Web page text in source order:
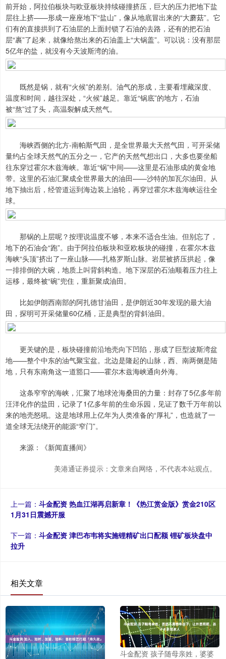
前开始，阿拉伯板块与欧亚板块持续碰撞挤压，巨大的压力把地下盐
层往上挤——形成一座座地下“盐山”，像从地底冒出来的“大蘑菇”。它
们有的直接拱到了石油层的上面封锁了石油的去路，还有的把石油
层“裹”了起来，就像给熬出来的石油盖上“大锅盖”。可以说：没有那层
5亿年的盐，就没有今天波斯湾的油。
既然是锅，就有“火候”的差别。油气的形成，主要看埋藏深度、
温度和时间，越往深处，“火候”越足。靠近“锅底”的地方，石油
被“熬”过了头，高温裂解成天然气。
海峡西侧的北方-南帕斯气田，是全世界最大天然气田，可开采储
量约占全球天然气的五分之一，它产的天然气想出口，大多也要坐船
往东穿过霍尔木兹海峡。靠近“锅”中间——这里是石油形成的黄金地
带。这里的石油汇聚成全世界最大的油田——沙特的加瓦尔油田。从
地下抽出后，经管道运到海边装上油轮，再穿过霍尔木兹海峡运往全
球。
那锅的上层呢？按理说温度不够，本来不适合生油。但别忘了，
地下的石油会“跑”。由于阿拉伯板块和亚欧板块的碰撞，在霍尔木兹
海峡“头顶”挤出了一座山脉——扎格罗斯山脉。岩层被挤压拱起，像
一排排倒的大碗，地质上叫背斜构造。地下深层的石油顺着压力往上
运移，最终被“碗”兜住，重新聚成油田。
比如伊朗西南部的阿扎德甘油田，是伊朗近30年发现的最大油
田，探明可开采储量60亿桶，正是典型的背斜油田。
更关键的是，板块碰撞前沿地壳向下凹陷，形成了巨型波斯湾盆
地——整个中东的油气聚宝盆。北边是隆起的山脉，西、南两侧是陆
地，只有东南角这一道豁口——霍尔木兹海峡通向外海。
这条窄窄的海峡，汇聚了地球沧海桑田的力量：封存了5亿多年前
汪洋化作的盐田，记录了1亿多年前的生命乐园，见证了数千万年前以
来的地壳怒吼。这是地球用上亿年为人类准备的“厚礼”，也造就了一
道全球无法绕开的能源“窄门”。
来源：《新闻直播间》
美港通证券提示：文章来自网络，不代表本站观点。
上一篇： 斗金配资 热血江湖再启新章！《热江赏金版》赏金210区
1月31日震撼开服
下一篇： 斗金配资 津巴布韦将实施锂精矿出口配额 锂矿板块盘中
拉升
相关文章
斗金配资 孩子随母亲姓，婆婆